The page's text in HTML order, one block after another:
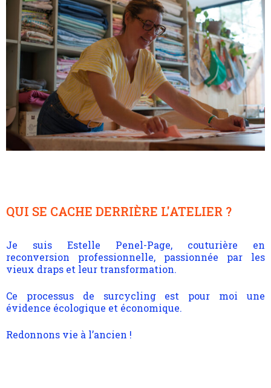
QUI SE CACHE DERRIÈRE L'ATELIER ?
Je suis Estelle Penel-Page, couturière en
reconversion professionnelle, passionnée par les
vieux draps et leur transformation.
Ce processus de surcycling est pour moi une
évidence écologique et économique.
Redonnons vie à l’ancien !